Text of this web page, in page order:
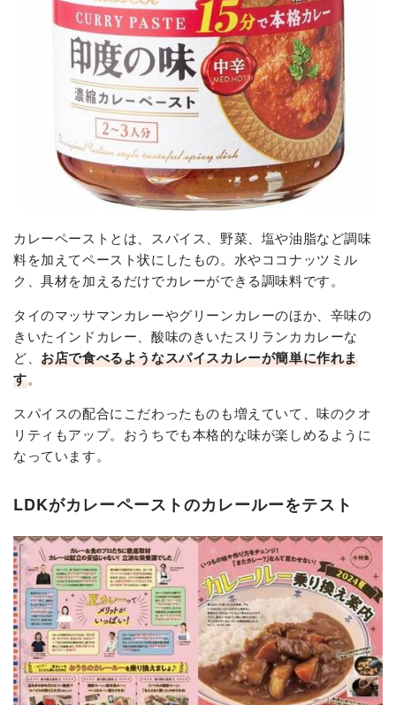
カレーペーストとは、スパイス、野菜、塩や油脂など調味
料を加えてペースト状にしたもの。水やココナッツミル
ク、具材を加えるだけでカレーができる調味料です。
タイのマッサマンカレーやグリーンカレーのほか、辛味の
きいたインドカレー、酸味のきいたスリランカカレーな
ど、お店で食べるようなスパイスカレーが簡単に作れま
す。
スパイスの配合にこだわったものも増えていて、味のクオ
リティもアップ。おうちでも本格的な味が楽しめるように
なっています。
LDKがカレーペーストのカレールーをテスト